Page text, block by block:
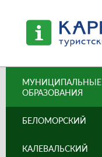
МУНИЦИПАЛЬНЫЕ
ОБРАЗОВАНИЯ
БЕЛОМОРСКИЙ
КАЛЕВАЛЬСКИЙ